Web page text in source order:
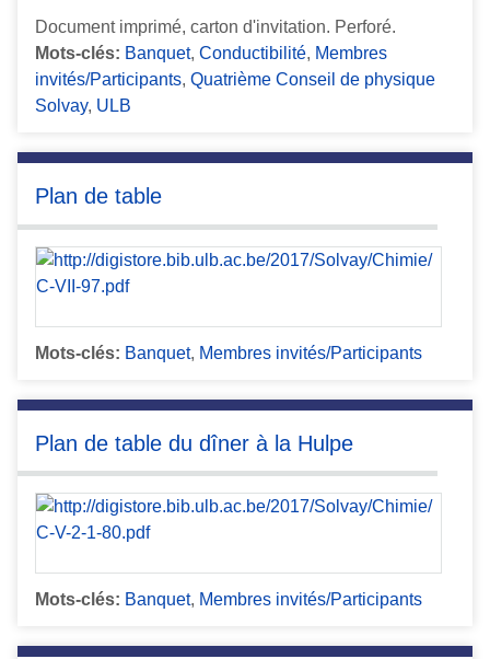
Document imprimé, carton d'invitation. Perforé.
Mots-clés: Banquet, Conductibilité, Membres
invités/Participants, Quatrième Conseil de physique
Solvay, ULB
Plan de table
Mots-clés: Banquet, Membres invités/Participants
Plan de table du dîner à la Hulpe
Mots-clés: Banquet, Membres invités/Participants